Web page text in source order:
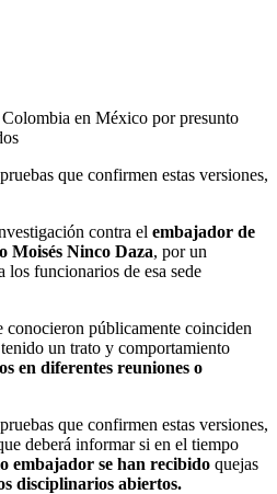
que confirmen estas versiones,
contra el embajador de
Moisés Ninco Daza, por un
los funcionarios de esa sede
conocieron públicamente coinciden
un trato y comportamiento
en diferentes reuniones o
que confirmen estas versiones,
deberá informar si en el tiempo
embajador se han recibido quejas
disciplinarios abiertos.